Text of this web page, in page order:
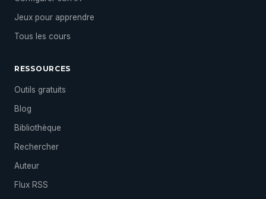
Jeux pour apprendre
Tous les cours
RESSOURCES
Outils gratuits
Blog
Bibliothèque
Rechercher
Auteur
Flux RSS